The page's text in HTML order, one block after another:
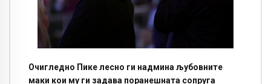
Очигледно Пике лесно ги надмина љубовните
маки кои му ги задава поранешната сопруга